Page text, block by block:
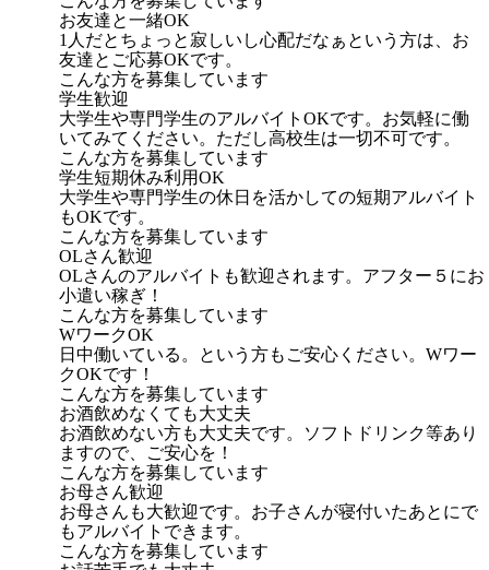
お友達と一緒OK
1人だとちょっと寂しいし心配だなぁという方は、お
友達とご応募OKです。
こんな方を募集しています
学生歓迎
大学生や専門学生のアルバイトOKです。お気軽に働
いてみてください。ただし高校生は一切不可です。
こんな方を募集しています
学生短期休み利用OK
大学生や専門学生の休日を活かしての短期アルバイト
もOKです。
こんな方を募集しています
OLさん歓迎
OLさんのアルバイトも歓迎されます。アフター５にお
小遣い稼ぎ！
こんな方を募集しています
WワークOK
日中働いている。という方もご安心ください。Wワー
クOKです！
こんな方を募集しています
お酒飲めなくても大丈夫
お酒飲めない方も大丈夫です。ソフトドリンク等あり
ますので、ご安心を！
こんな方を募集しています
お母さん歓迎
お母さんも大歓迎です。お子さんが寝付いたあとにで
もアルバイトできます。
こんな方を募集しています